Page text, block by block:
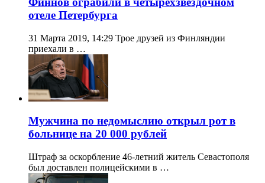
отеле Петербурга
31 Марта 2019, 14:29 Трое друзей из Финляндии
приехали в …
Мужчина по недомыслию открыл рот в
больнице на 20 000 рублей
Штраф за оскорбление 46-летний житель Севастополя
был доставлен полицейскими в …